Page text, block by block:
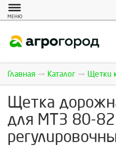
МЕНЮ
Главная Каталог Щетки
Щетка
для МТЗ 80-82